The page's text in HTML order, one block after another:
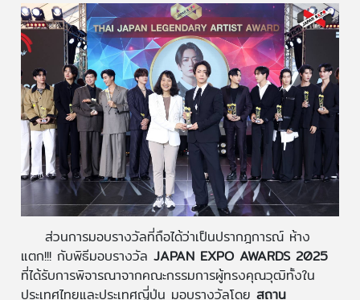
ส่วนการมอบรางวัลที่ถือได้ว่าเป็นปรากฎการณ์ ห้าง
แตก!!! กับพิธีมอบรางวัล JAPAN EXPO AWARDS 2025
ที่ได้รับการพิจารณาจากคณะกรรมการผู้ทรงคุณวุฒิทั้งใน
ประเทศไทยและประเทศญี่ปุ่น มอบรางวัลโดย สถาน